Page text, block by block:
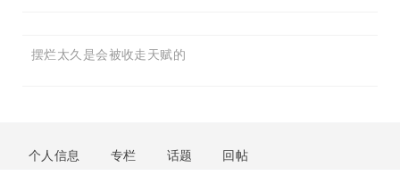
摆烂太久是会被收走天赋的
个人信息 专栏 话题 回帖